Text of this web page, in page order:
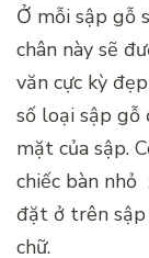
Ở mỗi sập gỗ
chân này sẽ
văn cực kỳ
số loại sập gỗ
mặt của sập.
chiếc bàn nhỏ
đặt ở trên sập
chữ.